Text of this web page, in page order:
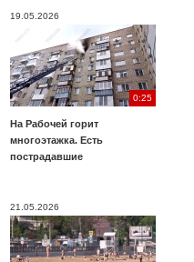
19.05.2026
0:25
На Рабочей горит
многоэтажка. Есть
пострадавшие
21.05.2026